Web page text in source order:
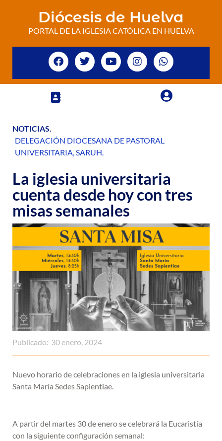
Diócesis de Huelva
PORTAL DE LA IGLESIA CATÓLICA EN HUELVA
NOTICIAS.
DELEGACIÓN DIOCESANA DE PASTORAL
UNIVERSITARIA,SARUH.
La iglesia universitaria
cuenta desde hoy con tres
misas semanales
Publicado: 30 enero, 2024
Nuevo horario de celebraciones en la iglesia universitaria
Santa María Sedes Sapientiae.
A partir del martes 30 de enero se celebrará la Eucaristía
con la siguiente configuración semanal: